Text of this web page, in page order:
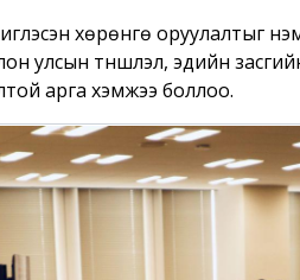
хөрөнгө оруулалтыг
улсын түншлэл, эдийн
арга хэмжээ боллоо.